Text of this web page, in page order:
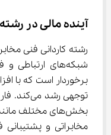
آینده مالی در
رشته کاردانی فنی
شبکه‌های ارتباطی
برخوردار است که با